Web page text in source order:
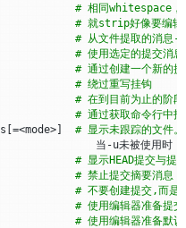
# 相同whitespace，
# 就strip好像要编辑
# 从文件提取的消息-
# 使用选定的提交消
# 通过创建一个新的
# 绕过重写挂钩
# 在到目前为止的阶段
# 通过获取命令行中指
[=<mode>] # 显示未跟踪的文件
# 显示HEAD提交与提
# 禁止提交摘要消息
run
# 不要创建提交,而是
# 使用编辑器准备提
# 使用编辑器准备默